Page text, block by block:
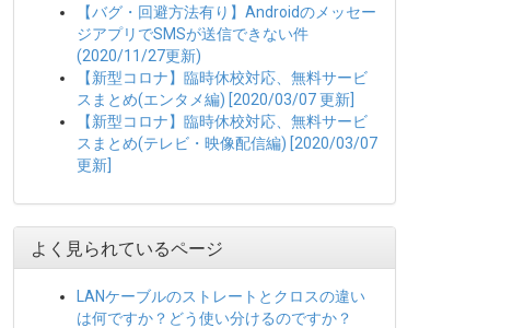
【バグ・回避方法有り】Androidのメッセー
ジアプリでSMSが送信できない件
(2020/11/27更新)
【新型コロナ】臨時休校対応、無料サービ
スまとめ(エンタメ編) [2020/03/07 更新]
【新型コロナ】臨時休校対応、無料サービ
スまとめ(テレビ・映像配信編) [2020/03/07
更新]
よく見られているページ
LANケーブルのストレートとクロスの違い
は何ですか？どう使い分けるのですか？